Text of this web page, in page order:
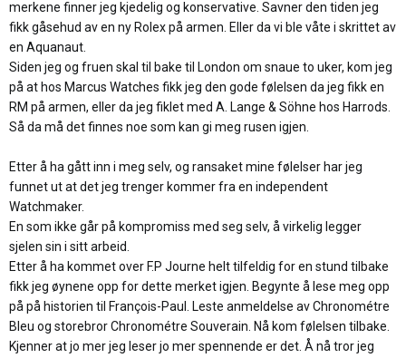
merkene finner jeg kjedelig og konservative. Savner den tiden jeg
fikk gåsehud av en ny Rolex på armen. Eller da vi ble våte i skrittet av
en Aquanaut.
Siden jeg og fruen skal til bake til London om snaue to uker, kom jeg
på at hos Marcus Watches fikk jeg den gode følelsen da jeg fikk en
RM på armen, eller da jeg fiklet med A. Lange & Söhne hos Harrods.
Så da må det finnes noe som kan gi meg rusen igjen.
Etter å ha gått inn i meg selv, og ransaket mine følelser har jeg
funnet ut at det jeg trenger kommer fra en independent
Watchmaker.
En som ikke går på kompromiss med seg selv, å virkelig legger
sjelen sin i sitt arbeid.
Etter å ha kommet over F.P Journe helt tilfeldig for en stund tilbake
fikk jeg øynene opp for dette merket igjen. Begynte å lese meg opp
på på historien til François-Paul. Leste anmeldelse av Chronométre
Bleu og storebror Chronométre Souverain. Nå kom følelsen tilbake.
Kjenner at jo mer jeg leser jo mer spennende er det. Å nå tror jeg